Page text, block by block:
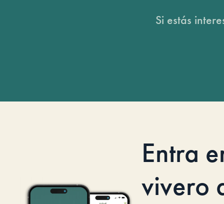
Si estás
Entra
vivero